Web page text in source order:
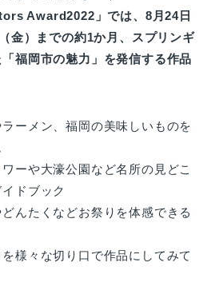
Award2022」では、8月24日
金）までの約1か月、スプリンギ
福岡市の魅力」を発信する作品
ーメン、福岡の美味しいものを
ーや大濠公園など名所の見どこ
ドブック
んたくなどお祭りを体感できる
様々な切り口で作品にしてみて